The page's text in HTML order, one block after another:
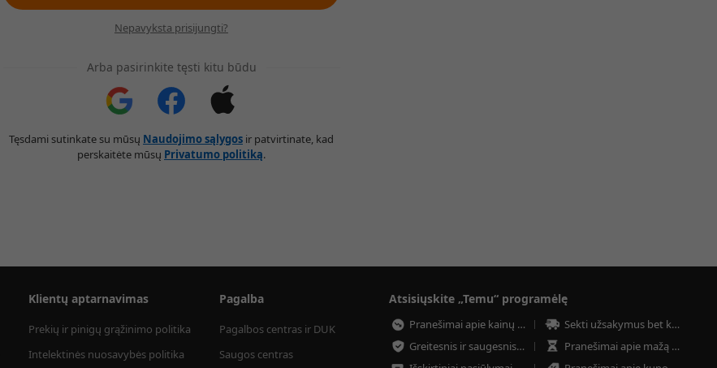
Nepavyksta prisijungti?
Arba pasirinkite tęsti kitu būdu
Tęsdami sutinkate su mūsų Naudojimo sąlygos ir patvirtinate, kad
perskaitėte mūsų Privatumo politiką.
Klientų aptarnavimas
Prekių ir pinigų grąžinimo politika
Intelektinės nuosavybės politika
Pagalba
Pagalbos centras ir DUK
Saugos centras
Atsisiųskite „Temu“ programėlę
Pranešimai apie kainų kritimą
Sekti užsakymus bet kuriuo metu
Greitesnis ir saugesnis atsiskaitymas
Pranešimai apie mažą prekių kiekį